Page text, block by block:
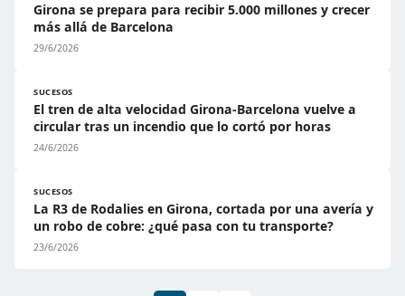
Girona se prepara para recibir 5.000 millones y crecer
más allá de Barcelona
29/6/2026
SUCESOS
El tren de alta velocidad Girona-Barcelona vuelve a
circular tras un incendio que lo cortó por horas
24/6/2026
SUCESOS
La R3 de Rodalies en Girona, cortada por una avería y
un robo de cobre: ¿qué pasa con tu transporte?
23/6/2026